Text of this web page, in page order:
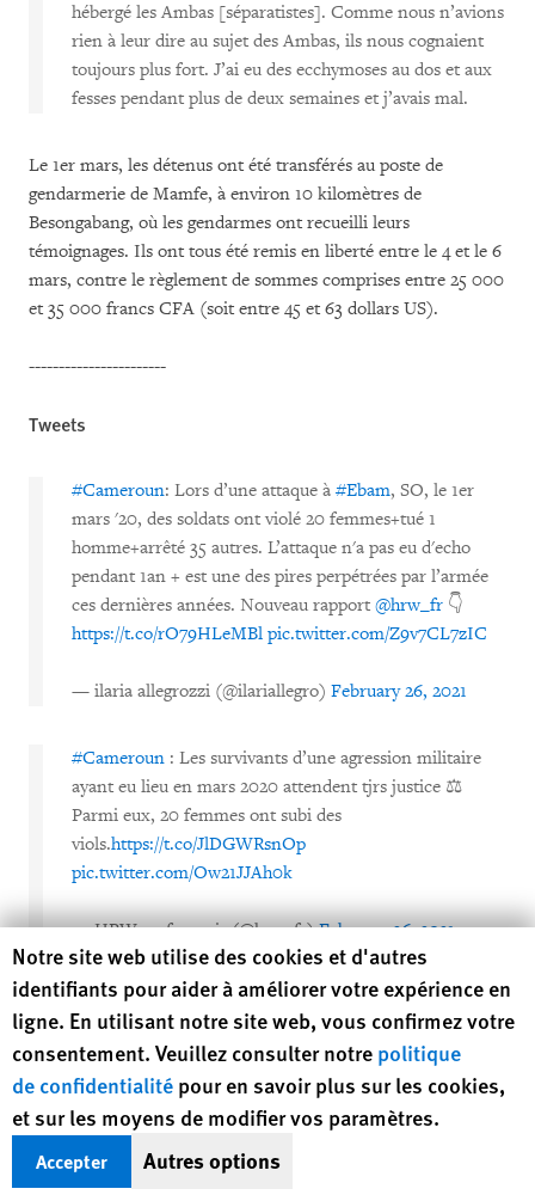
hébergé les Ambas [séparatistes]. Comme nous n’avions
rien à leur dire au sujet des Ambas, ils nous cognaient
toujours plus fort. J’ai eu des ecchymoses au dos et aux
fesses pendant plus de deux semaines et j’avais mal.
Le 1er mars, les détenus ont été transférés au poste de
gendarmerie de Mamfe, à environ 10 kilomètres de
Besongabang, où les gendarmes ont recueilli leurs
témoignages. Ils ont tous été remis en liberté entre le 4 et le 6
mars, contre le règlement de sommes comprises entre 25 000
et 35 000 francs CFA (soit entre 45 et 63 dollars US).
-----------------------
Tweets
#Cameroun: Lors d’une attaque à #Ebam, SO, le 1er
mars '20, des soldats ont violé 20 femmes+tué 1
homme+arrêté 35 autres. L’attaque n'a pas eu d'echo
pendant 1an + est une des pires perpétrées par l’armée
ces dernières années. Nouveau rapport @hrw_fr 👇
https://t.co/rO79HLeMBl pic.twitter.com/Z9v7CL7zIC
— ilaria allegrozzi (@ilariallegro) February 26, 2021
#Cameroun : Les survivants d’une agression militaire
ayant eu lieu en mars 2020 attendent tjrs justice ⚖
Parmi eux, 20 femmes ont subi des
viols.https://t.co/JlDGWRsnOp
pic.twitter.com/Ow21JJAh0k
— HRW en français (@hrw_fr)February 26, 2021
Human Rights Watch cookie preferences
Notre site web utilise des cookies et d'autres
identifiants pour aider à améliorer votre expérience en
ligne. En utilisant notre site web, vous confirmez votre
consentement. Veuillez consulter notre politique
de confidentialité pour en savoir plus sur les cookies,
et sur les moyens de modifier vos paramètres.
Accepter Autres options